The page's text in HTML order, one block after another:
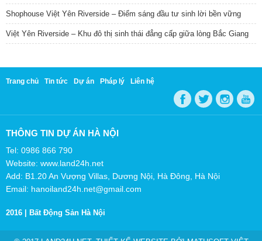
Shophouse Việt Yên Riverside – Điểm sáng đầu tư sinh lời bền vững
Việt Yên Riverside – Khu đô thị sinh thái đẳng cấp giữa lòng Bắc Giang
Trang chủ Tin tức Dự án Pháp lý Liên hệ
THÔNG TIN DỰ ÁN HÀ NỘI
Tel: 0986 866 790
Website: www.land24h.net
Add: B1.20 An Vượng Villas, Dương Nội, Hà Đông, Hà Nội
Email: hanoiland24h.net@gmail.com
2016 | Bất Động Sản Hà Nội